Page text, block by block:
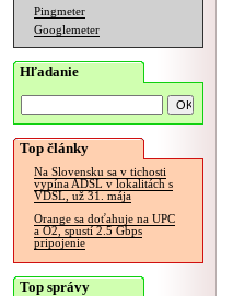
Pingmeter
Googlemeter
Hľadanie
Top články
Na Slovensku sa v tichosti
vypína ADSL v lokalitách s
VDSL, už 31. mája
Orange sa doťahuje na UPC
a O2, spustí 2.5 Gbps
pripojenie
Top správy